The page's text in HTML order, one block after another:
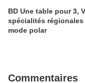
BD Une table pour 3,
spécialités régionales
mode polar
Commentaires